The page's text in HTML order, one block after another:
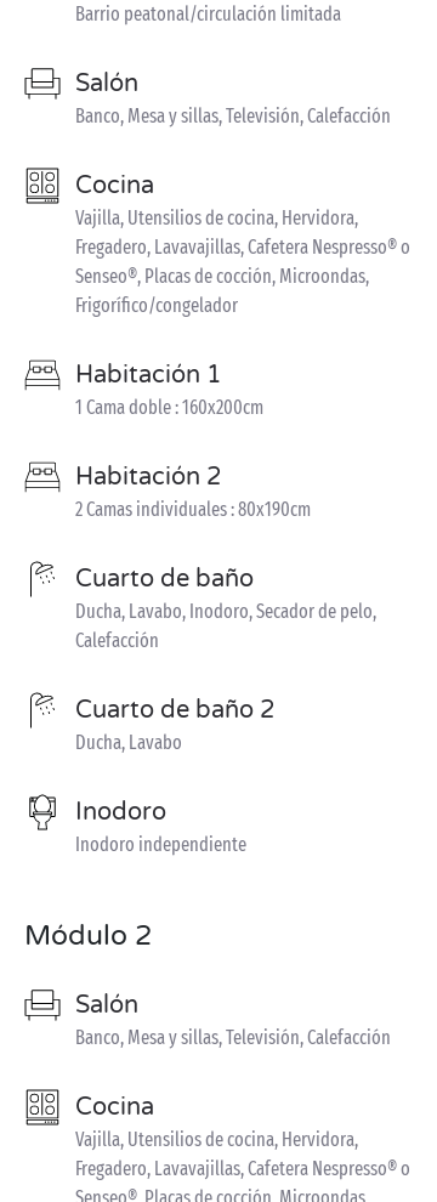
Barrio peatonal/circulación limitada
Salón
Banco, Mesa y sillas, Televisión, Calefacción
Cocina
Vajilla, Utensilios de cocina, Hervidora,
Fregadero, Lavavajillas, Cafetera Nespresso® o
Senseo®, Placas de cocción, Microondas,
Frigorífico/congelador
Habitación 1
1 Cama doble : 160x200cm
Habitación 2
2 Camas individuales : 80x190cm
Cuarto de baño
Ducha, Lavabo, Inodoro, Secador de pelo,
Calefacción
Cuarto de baño 2
Ducha, Lavabo
Inodoro
Inodoro independiente
Módulo 2
Salón
Banco, Mesa y sillas, Televisión, Calefacción
Cocina
Vajilla, Utensilios de cocina, Hervidora,
Fregadero, Lavavajillas, Cafetera Nespresso® o